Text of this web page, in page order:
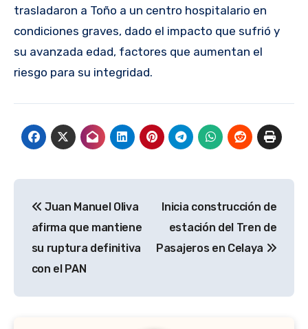
trasladaron a Toño a un centro hospitalario en
condiciones graves, dado el impacto que sufrió y
su avanzada edad, factores que aumentan el
riesgo para su integridad.
de
entradas
Juan Manuel Oliva
afirma que mantiene
su ruptura definitiva
con el PAN
Inicia construcción de
estación del Tren de
Pasajeros en Celaya